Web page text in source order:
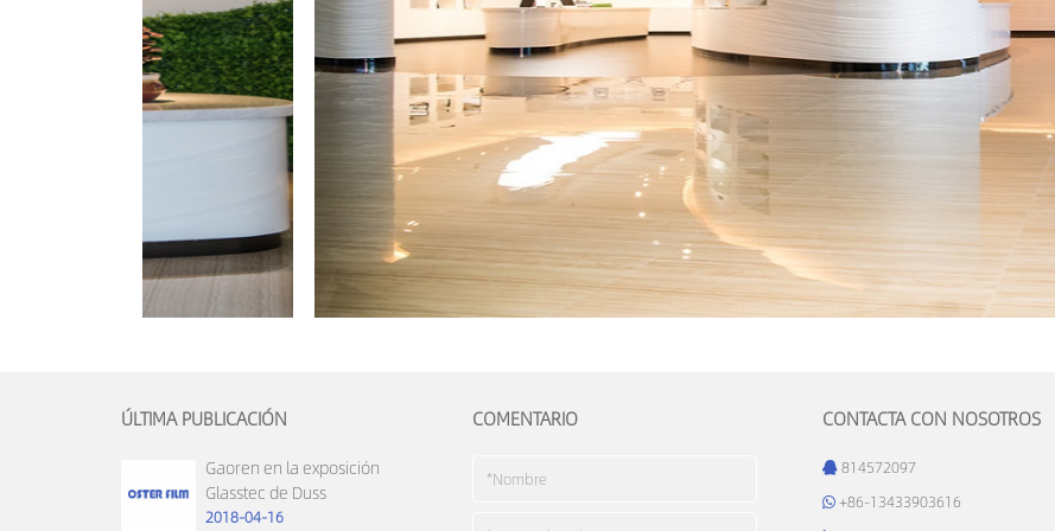
ÚLTIMA PUBLICACIÓN
Gaoren en la exposición
Glasstec de Duss
2018-04-16
COMENTARIO CONTACTA CON NOSOTROS
814572097
+86-13433903616